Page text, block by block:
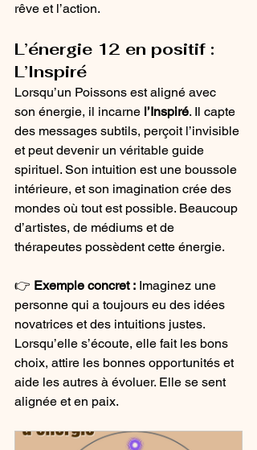
rêve et l’action.
L’énergie 12 en positif :
L’Inspiré
Lorsqu’un Poissons est aligné avec
son énergie, il incarne l’Inspiré. Il capte
des messages subtils, perçoit l’invisible
et peut devenir un véritable guide
spirituel. Son intuition est une boussole
intérieure, et son imagination crée des
mondes où tout est possible. Beaucoup
d’artistes, de médiums et de
thérapeutes possèdent cette énergie.
👉 Exemple concret : Imaginez une
personne qui a toujours eu des idées
novatrices et des intuitions justes.
Lorsqu’elle s’écoute, elle fait les bons
choix, attire les bonnes opportunités et
aide les autres à évoluer. Elle se sent
alignée et en paix.